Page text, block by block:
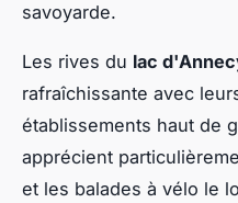
savoyarde.
Les rives du lac
rafraîchissante avec
établissements haut de
apprécient
et les balades à vélo le